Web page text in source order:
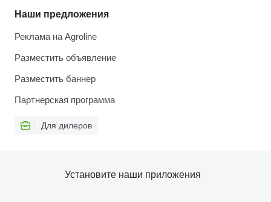
Наши предложения
Реклама на Agroline
Разместить объявление
Разместить баннер
Партнерская программа
Для дилеров
Установите наши приложения